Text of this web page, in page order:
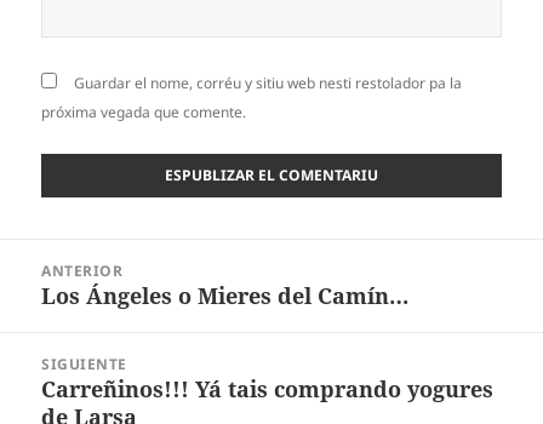
Guardar el nome, corréu y sitiu web nesti restolador pa la
próxima vegada que comente.
pelos
artículos
ANTERIOR
Artículu
Los Ángeles o Mieres del Camín…
SIGUIENTE
Artículu
nuevu:
Carreñinos!!! Yá tais comprando yogures
de Larsa